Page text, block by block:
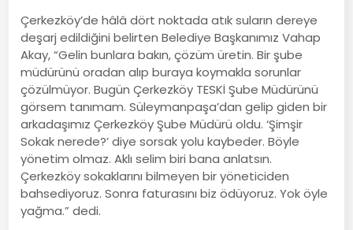
Çerkezköy’de hâlâ dört noktada atık suların dereye
deşarj edildiğini belirten Belediye Başkanımız Vahap
Akay, “Gelin bunlara bakın, çözüm üretin. Bir şube
müdürünü oradan alıp buraya koymakla sorunlar
çözülmüyor. Bugün Çerkezköy TESKİ Şube Müdürünü
görsem tanımam. Süleymanpaşa’dan gelip giden bir
arkadaşımız Çerkezköy Şube Müdürü oldu. ‘Şimşir
Sokak nerede?’ diye sorsak yolu kaybeder. Böyle
yönetim olmaz. Aklı selim biri bana anlatsın.
Çerkezköy sokaklarını bilmeyen bir yöneticiden
bahsediyoruz. Sonra faturasını biz ödüyoruz. Yok öyle
yağma.” dedi.